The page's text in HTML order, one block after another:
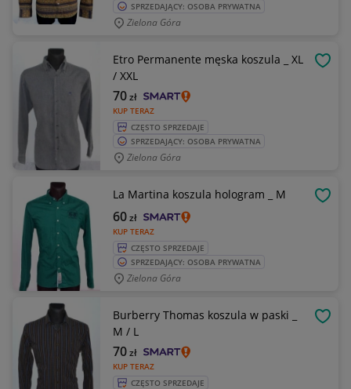
SPRZEDAJĄCY: OSOBA PRYWATNA
Zielona Góra
Etro Permanente męska koszula _ XL
/ XXL
KUP TERAZ
70zł
CZĘSTO SPRZEDAJE
SPRZEDAJĄCY: OSOBA PRYWATNA
Zielona Góra
La Martina koszula hologram _ M
KUP TERAZ
60zł
CZĘSTO SPRZEDAJE
SPRZEDAJĄCY: OSOBA PRYWATNA
Zielona Góra
Burberry Thomas koszula w paski _
M / L
KUP TERAZ
70zł
CZĘSTO SPRZEDAJE